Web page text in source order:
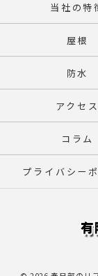
当社の特
屋根
防水
アクセス
コラム
プライバシー